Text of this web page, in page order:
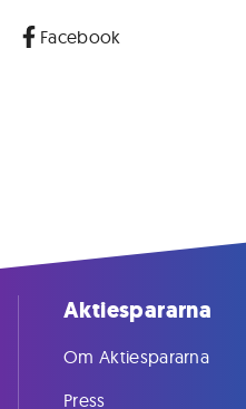
Facebook
Aktiespararna
Om Aktiespararna
Press